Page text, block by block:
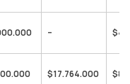
–
$17.764.000